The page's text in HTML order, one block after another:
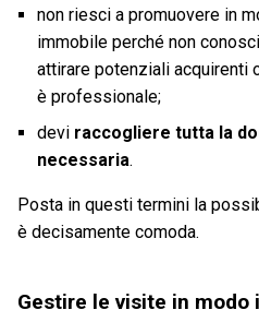
non riesci a promuovere in
immobile perché non
attirare potenziali acquirenti
è professionale;
devi raccogliere tutta la
necessaria.
Posta in questi termini la
è decisamente comoda.
Gestire le visite in modo